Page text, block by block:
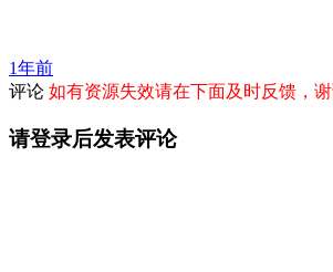
1年前
评论 如有资源失效请在下面及时反馈，谢
请登录后发表评论